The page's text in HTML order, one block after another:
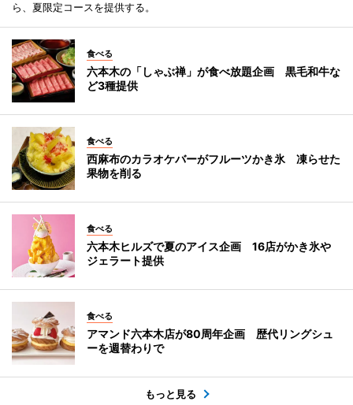
ら、夏限定コースを提供する。
食べる
六本木の「しゃぶ禅」が食べ放題企画 黒毛和牛な
ど3種提供
食べる
西麻布のカラオケバーがフルーツかき氷 凍らせた
果物を削る
食べる
六本木ヒルズで夏のアイス企画 16店がかき氷や
ジェラート提供
食べる
アマンド六本木店が80周年企画 歴代リングシュ
ーを週替わりで
もっと見る